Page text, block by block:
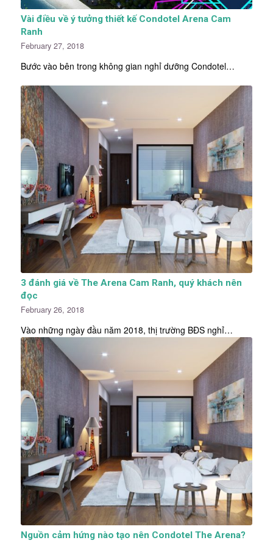
Vài điều về ý tưởng thiết kế Condotel Arena Cam
Ranh
February 27, 2018
Bước vào bên trong không gian nghỉ dưỡng Condotel…
3 đánh giá về The Arena Cam Ranh, quý khách nên
đọc
February 26, 2018
Vào những ngày đầu năm 2018, thị trường BĐS nghỉ…
Nguồn cảm hứng nào tạo nên Condotel The Arena?